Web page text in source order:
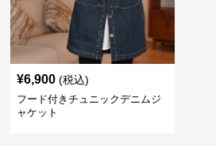
¥6,900 (税込)
フード付きチュニックデニムジ
ャケット